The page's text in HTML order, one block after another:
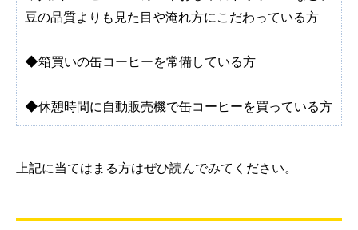
豆の品質よりも見た目や淹れ方にこだわっている方
◆箱買いの缶コーヒーを常備している方
◆休憩時間に自動販売機で缶コーヒーを買っている方
上記に当てはまる方はぜひ読んでみてください。